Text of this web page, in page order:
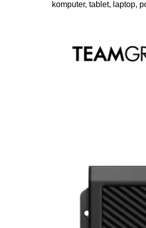
komputer, tablet, laptop,